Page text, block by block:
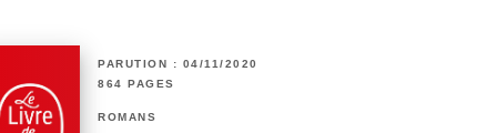
PARUTION : 04/11/2020
864 PAGES
ROMANS